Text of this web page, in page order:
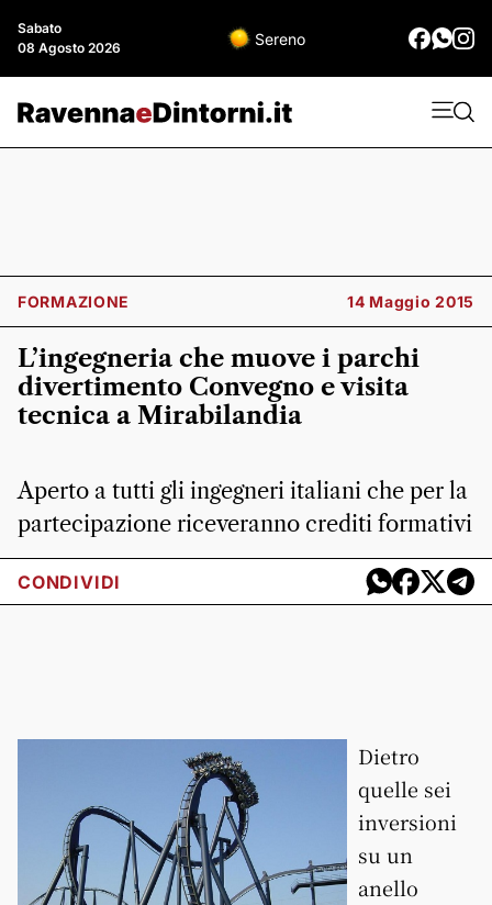
Sabato
08 Agosto 2026
Sereno
FORMAZIONE 14 Maggio 2015
L’ingegneria che muove i parchi
divertimento Convegno e visita
tecnica a Mirabilandia
Aperto a tutti gli ingegneri italiani che per la
partecipazione riceveranno crediti formativi
CONDIVIDI
Dietro
quelle sei
inversioni
su un
anello